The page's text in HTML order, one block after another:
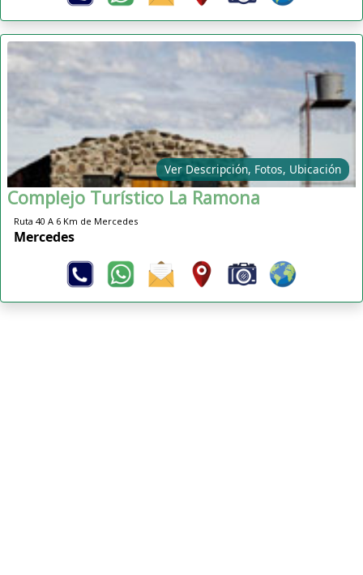
Ver Descripción, Fotos, Ubicación
Complejo Turístico La Ramona
Ruta 40 A 6 Km de Mercedes
Mercedes